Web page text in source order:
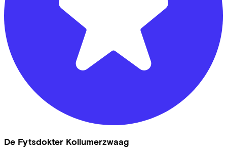
De Fytsdokter Kollumerzwaag